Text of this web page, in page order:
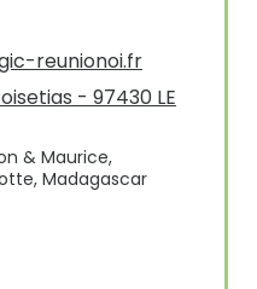
reunionoi.fr
- 97430 LE
& Maurice,
Madagascar